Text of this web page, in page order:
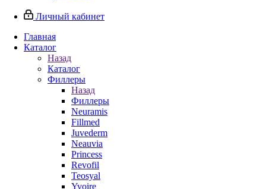
Личный кабинет
Главная
Каталог
Назад
Каталог
Филлеры
Назад
Филлеры
Neuramis
Fillmed
Juvederm
Neauvia
Princess
Revofil
Teosyal
Yvoire